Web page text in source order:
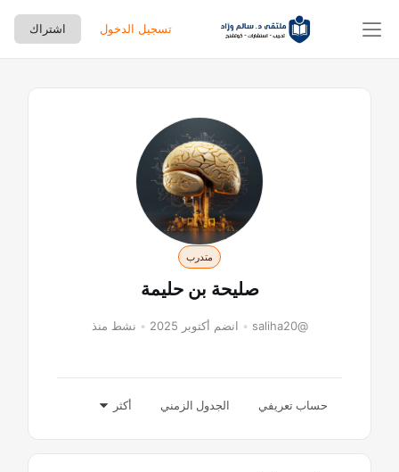
تسجيل الدخول اشتراك
متدرب
صليحة بن حليمة
@saliha20
• انضم أكتوبر 2025 • نشط منذ
حساب تعريفي الجدول الزمني أكثر